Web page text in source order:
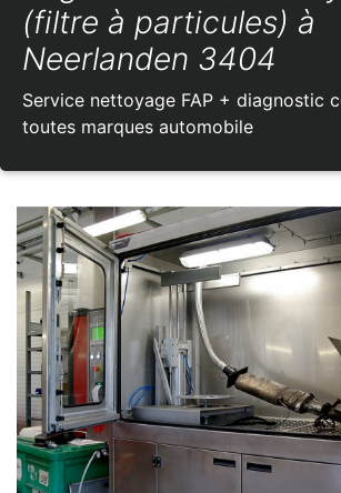
(filtre à particules) à
Neerlanden 3404
Service nettoyage FAP + diagnostic
toutes marques automobile